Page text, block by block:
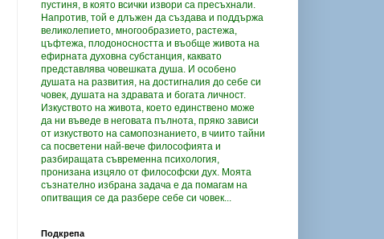
пустиня, в която всички извори са пресъхнали.
Напротив, той е длъжен да създава и поддържа
великолепието, многообразието, растежа,
цъфтежа, плодоносността и въобще живота на
ефирната духовна субстанция, каквато
представлява човешката душа. И особено
душата на развития, на достигналия до себе си
човек, душата на здравата и богата личност.
Изкуството на живота, което единствено може
да ни въведе в неговата пълнота, пряко зависи
от изкуството на самопознанието, в чиито тайни
са посветени най-вече философията и
разбиращата съвременна психология,
пронизана изцяло от философски дух. Моята
съзнателно избрана задача е да помагам на
опитващия се да разбере себе си човек...
Подкрепа